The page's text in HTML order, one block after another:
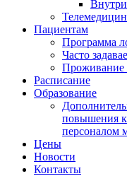
Пациентам
Программа
Часто
Проживание
Расписание
Образование
повышения
персоналом
Цены
Новости
Контакты